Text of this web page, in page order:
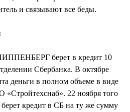
и связывают все беды.
берет в кредит 10
Сбербанка. В октябре
деньги в полном объеме в виде
22 ноября того
кредит в СБ на ту же сумму